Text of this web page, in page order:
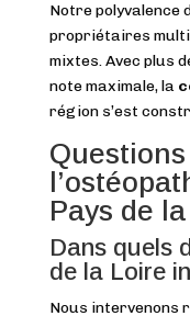
Notre polyvalence
propriétaires
mixtes. Avec plus
note maximale, la
région s’est
Pays de
Dans quels
de la Loire
Nous intervenons